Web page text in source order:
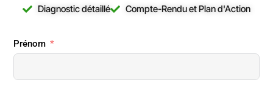
Diagnostic détaillé Compte-Rendu et Plan d'Action
Prénom